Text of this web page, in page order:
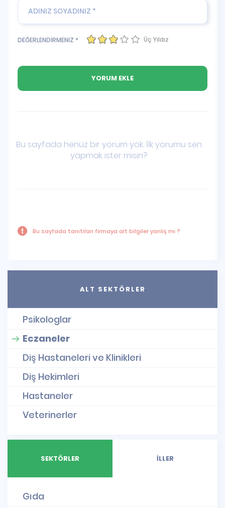
DEĞERLENDİRMENİZ * Üç Yıldız
Bu sayfada henüz bir yorum yok. İlk yorumu sen
yapmak ister misin?
Bu sayfada tanıtılan firmaya ait bilgiler yanlış mı ?
ALT SEKTÖRLER
Psikologlar
Eczaneler
Diş Hastaneleri ve Klinikleri
Diş Hekimleri
Hastaneler
Veterinerler
SEKTÖRLER İLLER
Gıda